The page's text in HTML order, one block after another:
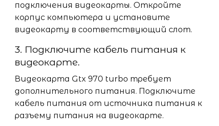
подключения видеокарты. Откройте
корпус компьютера и установите
видеокарту в соответствующий слот.
3. Подключите кабель питания к
видеокарте.
Видеокарта Gtx 970 turbo требует
дополнительного питания. Подключите
кабель питания от источника питания к
разъему питания на видеокарте.